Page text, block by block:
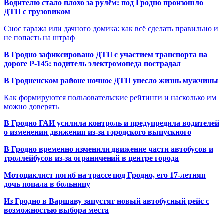
Водителю стало плохо за рулём: под Гродно произошло
ДТП с грузовиком
Снос гаража или дачного домика: как всё сделать правильно и
не попасть на штраф
В Гродно зафиксировано ДТП с участием транспорта на
дороге Р-145: водитель электромопеда пострадал
В Гродненском районе ночное ДТП унесло жизнь мужчины
Как формируются пользовательские рейтинги и насколько им
можно доверять
В Гродно ГАИ усилила контроль и предупредила водителей
о изменении движения из-за городского выпускного
В Гродно временно изменили движение части автобусов и
троллейбусов из-за ограничений в центре города
Мотоциклист погиб на трассе под Гродно, его 17-летняя
дочь попала в больницу
Из Гродно в Варшаву запустят новый автобусный рейс с
возможностью выбора места